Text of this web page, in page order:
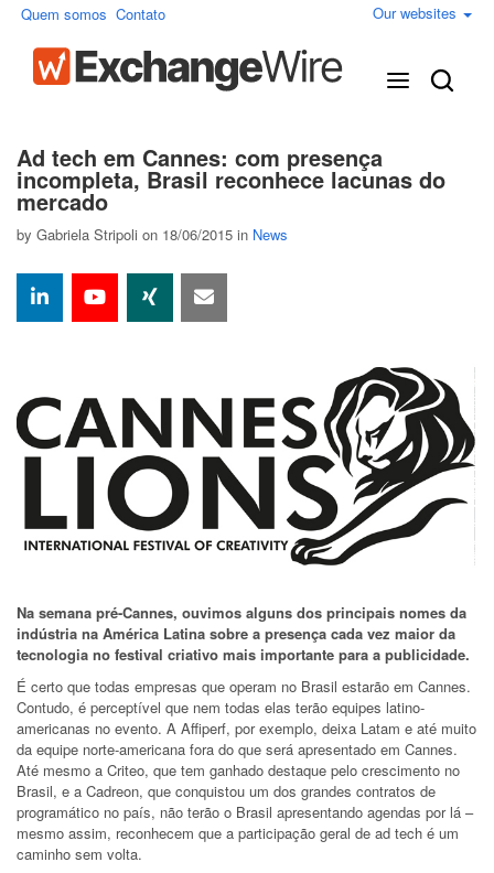
Quem somos Contato Our websites
Ad tech em Cannes: com presença
incompleta, Brasil reconhece lacunas do
mercado
by Gabriela Stripoli on 18/06/2015 in News
Na semana pré-Cannes, ouvimos alguns dos principais nomes da
indústria na América Latina sobre a presença cada vez maior da
tecnologia no festival criativo mais importante para a publicidade.
É certo que todas empresas que operam no Brasil estarão em Cannes.
Contudo, é perceptível que nem todas elas terão equipes latino-
americanas no evento. A Affiperf, por exemplo, deixa Latam e até muito
da equipe norte-americana fora do que será apresentado em Cannes.
Até mesmo a Criteo, que tem ganhado destaque pelo crescimento no
Brasil, e a Cadreon, que conquistou um dos grandes contratos de
programático no país, não terão o Brasil apresentando agendas por lá –
mesmo assim, reconhecem que a participação geral de ad tech é um
caminho sem volta.